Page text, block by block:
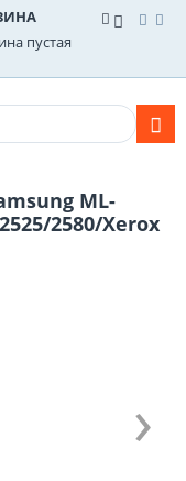
пустая
ML-
2580/Xerox